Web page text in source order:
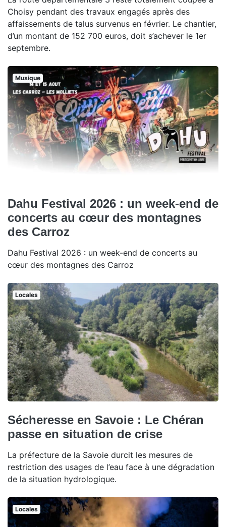
Choisy pendant des travaux engagés après des
affaissements de talus survenus en février. Le chantier,
d’un montant de 152 700 euros, doit s’achever le 1er
septembre.
Musique
Dahu Festival 2026 : un week-end de
concerts au cœur des montagnes
des Carroz
Dahu Festival 2026 : un week-end de concerts au
cœur des montagnes des Carroz
Locales
Sécheresse en Savoie : Le Chéran
passe en situation de crise
La préfecture de la Savoie durcit les mesures de
restriction des usages de l’eau face à une dégradation
de la situation hydrologique.
Locales